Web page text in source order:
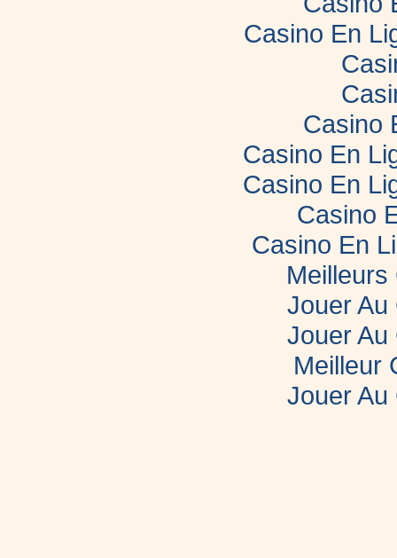
Casino En
Casino
Casino En
Casino En
Casino
Casino En
Meilleurs
Jouer Au
Jouer Au
Meilleur
Jouer Au